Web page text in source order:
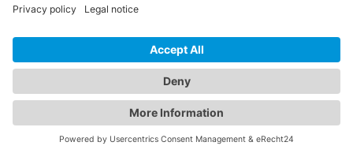
im Google-Werbenetzwerk anzeigen zu lassen (Remarketing bzw.
Des Weiteren können die mit Google Ads Remarketing erstellten
Werbe-Zielgruppen mit den geräteübergreifenden Funktionen von
Google verknüpft werden. Auf diese Weise können
interessenbezogene, personalisierte Werbebotschaften, die in
Abhängigkeit Ihres früheren Nutzungs- und Surfverhaltens auf
einem anderen Ihrer Endgeräte (z. B. Tablet oder PC) angezeigt